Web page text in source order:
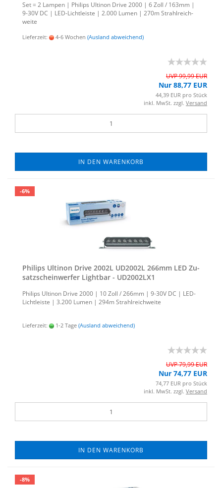
Set = 2 Lam­pen | Phil­ips Ul­ti­non Drive 2000 | 6 Zoll / 163mm |
9-30V DC | LED-​Lichtleiste | 2.000 Lumen | 270m Strahl­reich­
wei­te
Lieferzeit: 4-6 Wochen (Ausland abweichend)
UVP 99,99 EUR
Nur 88,77 EUR
44,39 EUR pro Stück
inkl. MwSt. zzgl. Versand
IN DEN WARENKORB
-6%
Phil­ips Ul­ti­non Drive 2002L UD2002L 266mm LED Zu­
satz­schein­wer­fer Light­bar - UD2002LX1
Phil­ips Ul­ti­non Drive 2000 | 10 Zoll / 266mm | 9-30V DC | LED-​
Lichtleiste | 3.200 Lumen | 294m Strahl­reich­wei­te
Lieferzeit: 1-2 Tage (Ausland abweichend)
UVP 79,99 EUR
Nur 74,77 EUR
74,77 EUR pro Stück
inkl. MwSt. zzgl. Versand
IN DEN WARENKORB
-8%